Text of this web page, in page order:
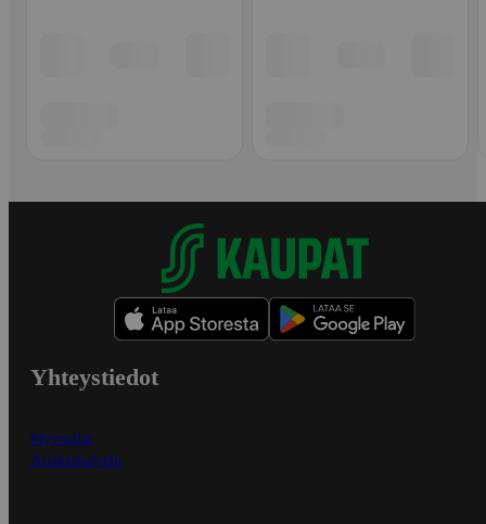
Yhteystiedot
Myymälät
Asiakaspalvelu